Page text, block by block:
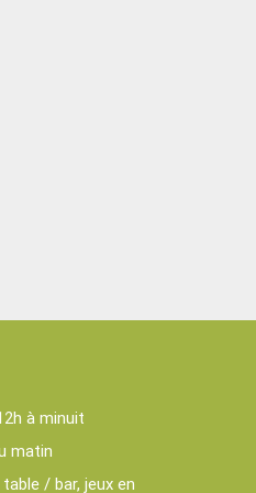
à minuit
matin
/ bar, jeux en